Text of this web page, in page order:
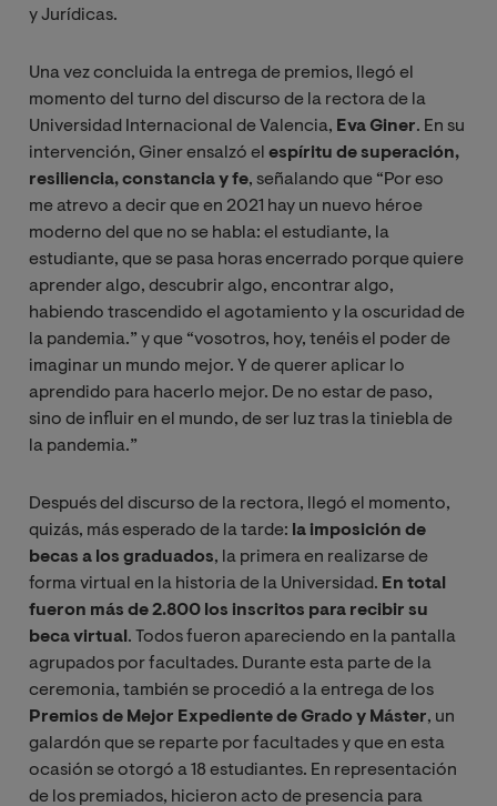
y Jurídicas.
Una vez concluida la entrega de premios, llegó el
momento del turno del discurso de la rectora de la
Universidad Internacional de Valencia, Eva Giner. En su
intervención, Giner ensalzó el espíritu de superación,
resiliencia, constancia y fe, señalando que “Por eso
me atrevo a decir que en 2021 hay un nuevo héroe
moderno del que no se habla: el estudiante, la
estudiante, que se pasa horas encerrado porque quiere
aprender algo, descubrir algo, encontrar algo,
habiendo trascendido el agotamiento y la oscuridad de
la pandemia.” y que “vosotros, hoy, tenéis el poder de
imaginar un mundo mejor. Y de querer aplicar lo
aprendido para hacerlo mejor. De no estar de paso,
sino de influir en el mundo, de ser luz tras la tiniebla de
la pandemia.”
Después del discurso de la rectora, llegó el momento,
quizás, más esperado de la tarde: la imposición de
becas a los graduados, la primera en realizarse de
forma virtual en la historia de la Universidad. En total
fueron más de 2.800 los inscritos para recibir su
beca virtual . Todos fueron apareciendo en la pantalla
agrupados por facultades. Durante esta parte de la
ceremonia, también se procedió a la entrega de los
Premios de Mejor Expediente de Grado y Máster, un
galardón que se reparte por facultades y que en esta
ocasión se otorgó a 18 estudiantes. En representación
de los premiados, hicieron acto de presencia para